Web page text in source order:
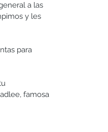
a las
y les
para
famosa